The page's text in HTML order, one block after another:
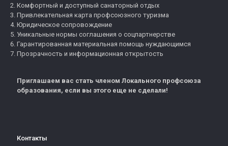
Комфортный и доступный санаторный отдых
Привлекательная карта профсоюзного туризма
Юридическое сопровождение
Уникальные нормы соглашения о соцпартнерстве
Гарантированная материальная помощь нуждающимся
Прозрачность и информационная открытость
Приглашаем вас стать членом Локального профсоюза
образования, если вы этого еще не сделали!
Контакты